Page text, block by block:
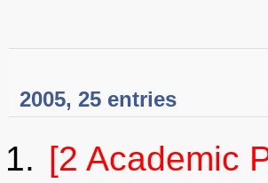
2005, 25 entries
[2 Academic